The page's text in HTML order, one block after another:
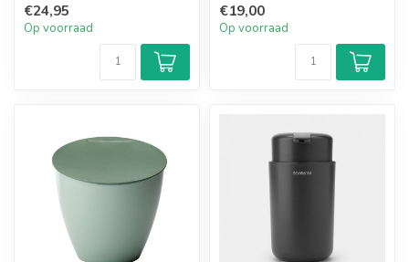
€24,95
Op voorraad
€19,00
Op voorraad